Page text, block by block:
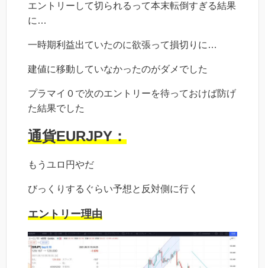
エントリーして切られるって本末転倒すぎる結果
に…
一時期利益出ていたのに欲張って損切りに…
建値に移動していなかったのがダメでした
プラマイ０で次のエントリーを待っておけば防げ
た結果でした
通貨EURJPY：
もうユロ円やだ
びっくりするぐらい予想と反対側に行く
エントリー理由